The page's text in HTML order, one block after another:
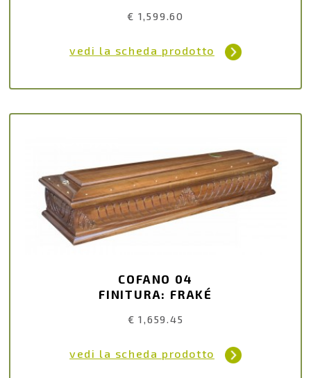
€ 1,599.60
vedi la scheda prodotto
COFANO 04
FINITURA: FRAKÉ
€ 1,659.45
vedi la scheda prodotto